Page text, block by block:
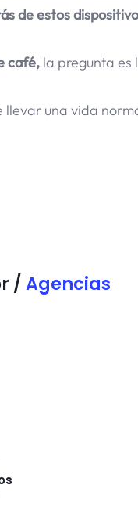
de estos
café, la pregunta es
una vida
/ Agencias